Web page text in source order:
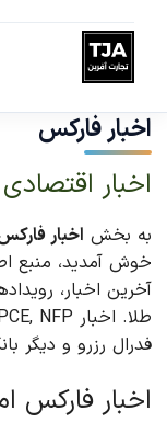
پرش
به
محتوا
اخبار فارکس
اخبار
به بخش اخبار
خوش آمدید، منبع
آخرین اخبار،
فدرال رزرو و دیگر
اخبار فارکس